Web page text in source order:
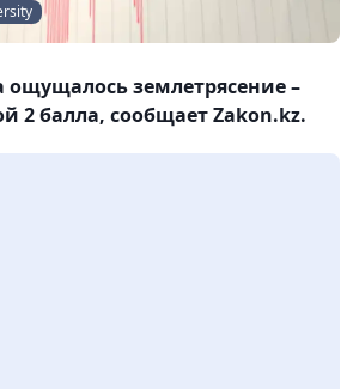
землетрясение –
2 балла, сообщает Zakon.kz.